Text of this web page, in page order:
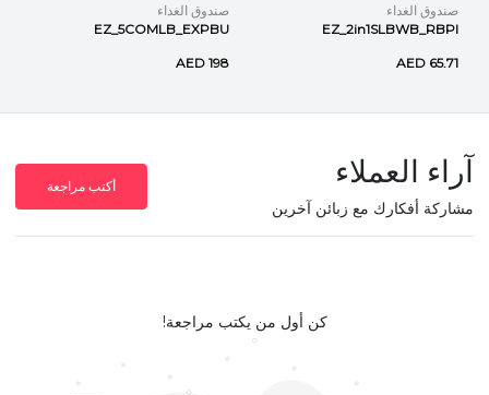
صندوق الغداء
EZ_2in1SLBWB_RBPI
AED 65.71
صندوق الغداء
EZ_5COMLB_EXPBU
AED 198
آراء العملاء
مشاركة أفكارك مع زبائن آخرين
أكتب مراجعة
كن أول من يكتب مراجعة!